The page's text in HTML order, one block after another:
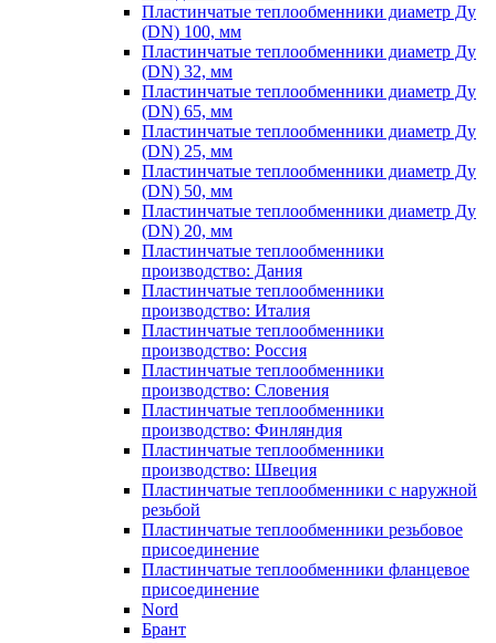
Пластинчатые теплообменники диаметр Ду
(DN) 100, мм
Пластинчатые теплообменники диаметр Ду
(DN) 32, мм
Пластинчатые теплообменники диаметр Ду
(DN) 65, мм
Пластинчатые теплообменники диаметр Ду
(DN) 25, мм
Пластинчатые теплообменники диаметр Ду
(DN) 50, мм
Пластинчатые теплообменники диаметр Ду
(DN) 20, мм
Пластинчатые теплообменники
производство: Дания
Пластинчатые теплообменники
производство: Италия
Пластинчатые теплообменники
производство: Россия
Пластинчатые теплообменники
производство: Словения
Пластинчатые теплообменники
производство: Финляндия
Пластинчатые теплообменники
производство: Швеция
Пластинчатые теплообменники с наружной
резьбой
Пластинчатые теплообменники резьбовое
присоединение
Пластинчатые теплообменники фланцевое
присоединение
Nord
Брант